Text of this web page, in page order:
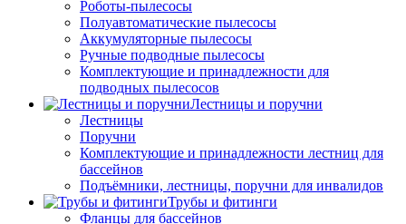
Роботы-пылесосы
Полуавтоматические пылесосы
Аккумуляторные пылесосы
Ручные подводные пылесосы
Комплектующие и принадлежности для
подводных пылесосов
Лестницы и поручни
Лестницы
Поручни
Комплектующие и принадлежности лестниц для
бассейнов
Подъёмники, лестницы, поручни для инвалидов
Трубы и фитинги
Фланцы для бассейнов